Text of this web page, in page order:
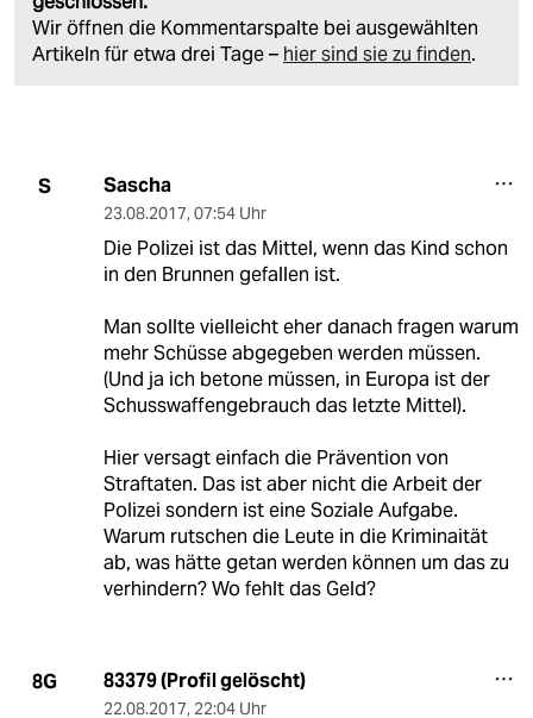
Wir öffnen die Kommentarspalte bei ausgewählten
Artikeln für etwa drei Tage – hier sind sie zu finden.
S Sascha
23.08.2017, 07:54 Uhr
Die Polizei ist das Mittel, wenn das Kind schon
in den Brunnen gefallen ist.
Man sollte vielleicht eher danach fragen warum
mehr Schüsse abgegeben werden müssen.
(Und ja ich betone müssen, in Europa ist der
Schusswaffengebrauch das letzte Mittel).
Hier versagt einfach die Prävention von
Straftaten. Das ist aber nicht die Arbeit der
Polizei sondern ist eine Soziale Aufgabe.
Warum rutschen die Leute in die Kriminaität
ab, was hätte getan werden können um das zu
verhindern? Wo fehlt das Geld?
8G 83379 (Profil gelöscht)
22.08.2017, 22:04 Uhr